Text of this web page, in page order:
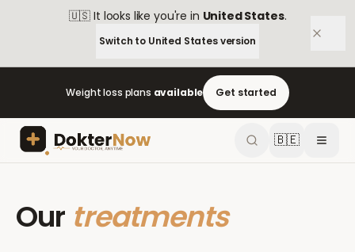
🇺🇸 It looks like you're in United States.
Switch to United Statesversion
Weight loss plans available Get started
🇧🇪
Our treatments